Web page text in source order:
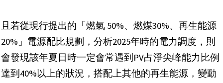
且若從現行提出的「燃氣 50%、燃煤30%、再生能源
20%」電源配比規劃，分析2025年時的電力調度，則
會發現該年夏日時一定會常遇到PV占淨尖峰能力比例
達到40%以上的狀況，搭配上其他的再生能源，變動